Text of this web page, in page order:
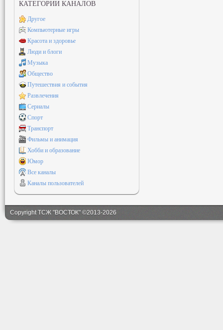
КАТЕГОРИИ КАНАЛОВ
Другое
Компьютерные игры
Красота и здоровье
Люди и блоги
Музыка
Общество
Путешествия и события
Развлечения
Сериалы
Спорт
Транспорт
Фильмы и анимация
Хобби и образование
Юмор
Все каналы
Каналы пользователей
Copyright ТСЖ "ВОСТОК" ©2013-2026